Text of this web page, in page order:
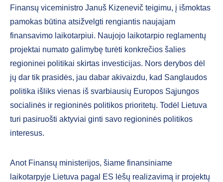
Finansų viceministro Januš Kizenevič teigimu, į išmoktas
pamokas būtina atsižvelgti rengiantis naujajam
finansavimo laikotarpiui. Naujojo laikotarpio reglamentų
projektai numato galimybę turėti konkrečios šalies
regioninei politikai skirtas investicijas. Nors derybos dėl
jų dar tik prasidės, jau dabar akivaizdu, kad Sanglaudos
politika išliks vienas iš svarbiausių Europos Sąjungos
socialinės ir regioninės politikos prioritetų. Todėl Lietuva
turi pasiruošti aktyviai ginti savo regioninės politikos
interesus.
Anot Finansų ministerijos, šiame finansiniame
laikotarpyje Lietuva pagal ES lėšų realizavimą ir projektų